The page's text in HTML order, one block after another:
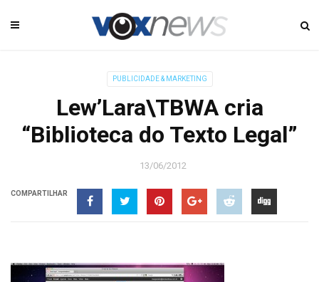
PUBLICIDADE & MARKETING
Lew’Lara\TBWA cria
“Biblioteca do Texto Legal”
13/06/2012
COMPARTILHAR